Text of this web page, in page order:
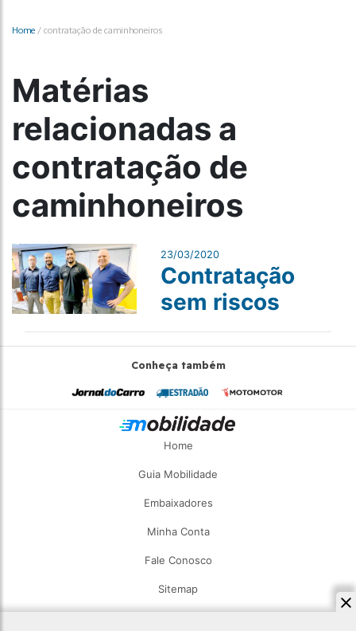
Home / contratação de caminhoneiros
Matérias
relacionadas a
contratação de
caminhoneiros
23/03/2020
Contratação
sem riscos
Conheça também
Home
Guia Mobilidade
Embaixadores
Minha Conta
Fale Conosco
Sitemap